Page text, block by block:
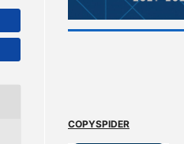
COPYSPIDER